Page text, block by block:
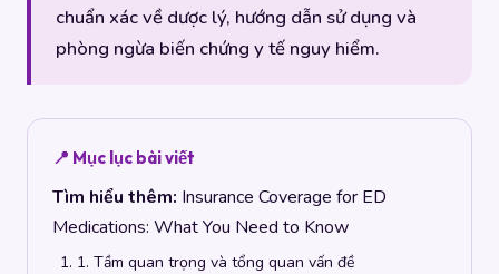
chuẩn xác về dược lý, hướng dẫn sử dụng và
phòng ngừa biến chứng y tế nguy hiểm.
📍 Mục lục bài viết
Tìm hiểu thêm: Insurance Coverage for ED
Medications: What You Need to Know
1. Tầm quan trọng và tổng quan vấn đề